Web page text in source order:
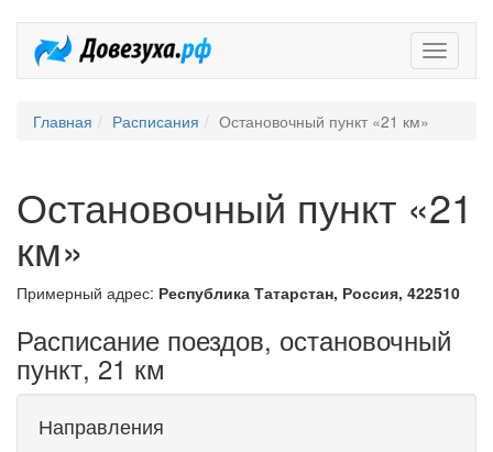
Главная Расписания Остановочный пункт «21 км»
Остановочный пункт «21
км»
Примерный адрес: Республика Татарстан, Россия, 422510
Расписание поездов, остановочный
пункт, 21 км
Направления